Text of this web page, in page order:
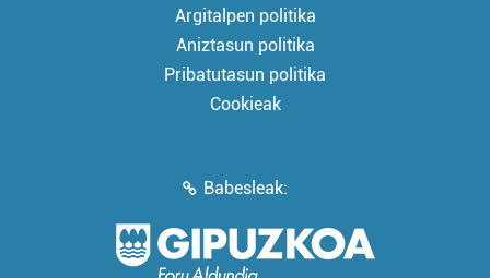
Argitalpen politika
Aniztasun politika
Pribatutasun politika
Cookieak
Babesleak: